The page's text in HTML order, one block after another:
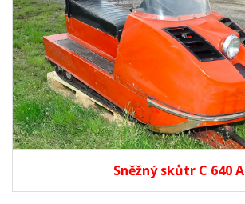
Sněžný skůtr C 640 A